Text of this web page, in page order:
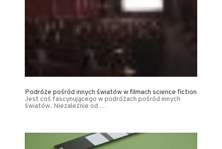
Podróże pośród innych światów w filmach science fiction
Jest coś fascynującego w podróżach pośród innych
światów. Niezależnie od …